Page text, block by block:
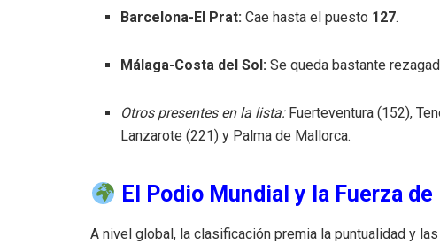
Barcelona-El Prat: Cae hasta el puesto 127.
Málaga-Costa del Sol: Se queda bastante
Otros presentes en la lista:Fuerteventura (152),
Lanzarote (221) y Palma de Mallorca.
El Podio Mundial y la Fuerza de
A nivel global, la clasificación premia la puntualidad y